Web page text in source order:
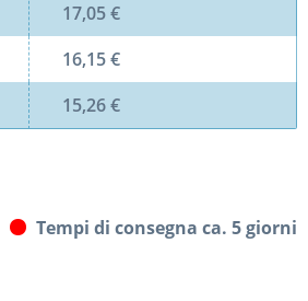
17,05 €
16,15 €
15,26 €
Tempi di consegna ca. 5 giorni